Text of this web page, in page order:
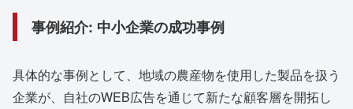
事例紹介: 中小企業の成功事例
具体的な事例として、地域の農産物を使用した製品を扱う
企業が、自社のWEB広告を通じて新たな顧客層を開拓し